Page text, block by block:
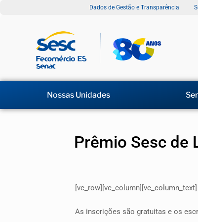
Dados de Gestão e Transparência
Nossas Unidades
Prêmio Sesc de
[vc_row][vc_column][vc_column_text]
As inscrições são gratuitas e os